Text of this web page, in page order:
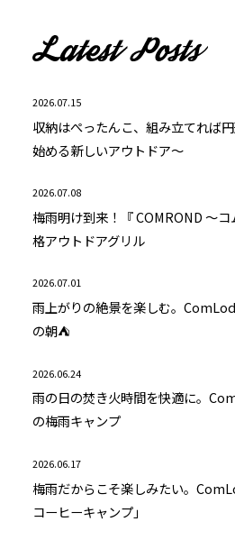
2026.07.15
収納はぺったんこ、組み立てれば
始める新しいアウトドア～
2026.07.08
梅雨明け到来！『 COMROND ～
格アウトドアグリル
2026.07.01
雨上がりの絶景を楽しむ。
の朝⛺
2026.06.24
雨の日の焚き火時間を快適に。
の梅雨キャンプ
2026.06.17
梅雨だからこそ楽しみたい。
コーヒーキャンプ」